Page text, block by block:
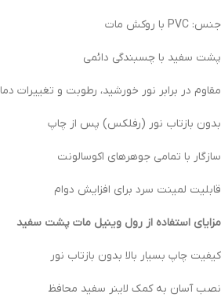
جنس: PVC با روکش مات
پشت سفید با چسبندگی دائمی
مقاوم در برابر نور خورشید، رطوبت و تغییرات دما
بدون بازتاب نور (رفلکس) پس از چاپ
سازگار با تمامی جوهرهای اکوسالونت
قابلیت لمینت سرد برای افزایش دوام
مزایای استفاده از رول وینیل مات پشت سفید
کیفیت چاپ بسیار بالا بدون بازتاب نور
نصب آسان به کمک لاینر سفید محافظ